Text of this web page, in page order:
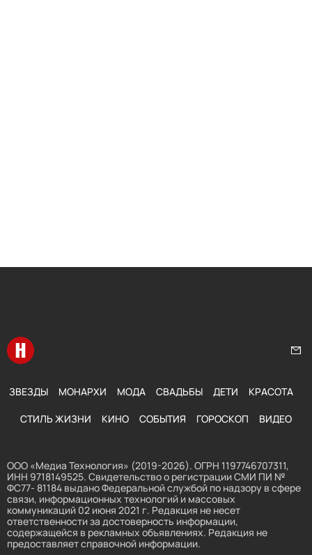
Перейти на главную
ЗВЕЗДЫ МОНАРХИ МОДА СВАДЬБЫ ДЕТИ КРАСОТА
СТИЛЬ ЖИЗНИ КИНО СОБЫТИЯ ГОРОСКОП ВИДЕО
ООО «Медиа Технология» (2019-2026). ОГРН 1197746707311,
ИНН 9718149525. Свидетельство о регистрации СМИ ПИ №
ФС77- 81184 выдано Федеральной службой по надзору в сфере
связи, информационных технологий и массовых
коммуникаций 02 июня 2021 г. Редакция не несет
ответственности за достоверность информации,
содержащейся в рекламных объявлениях. Редакция не
предоставляет справочной информации.